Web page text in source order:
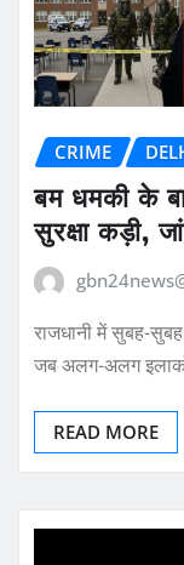
CRIME
बम धमकी के
सुरक्षा कड़ी,
राजधानी में सुबह-
जब अलग-अलग
READ MORE